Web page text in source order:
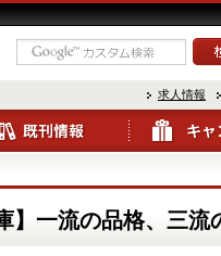
求人情報
】一流の品格、三流